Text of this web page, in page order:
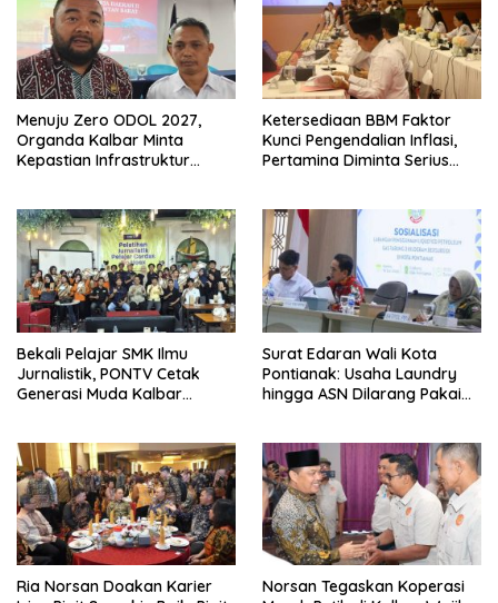
Menuju Zero ODOL 2027,
Organda Kalbar Minta
Kepastian Infrastruktur
Ketersediaan BBM Faktor
Kunci Pengendalian Inflasi,
Pertamina Diminta Serius
Bekali Pelajar SMK Ilmu
Jurnalistik, PONTV Cetak
Generasi Muda Kalbar
Surat Edaran Wali Kota
Pontianak: Usaha Laundry
hingga ASN Dilarang Pakai
Ria Norsan Doakan Karier
Norsan Tegaskan Koperasi